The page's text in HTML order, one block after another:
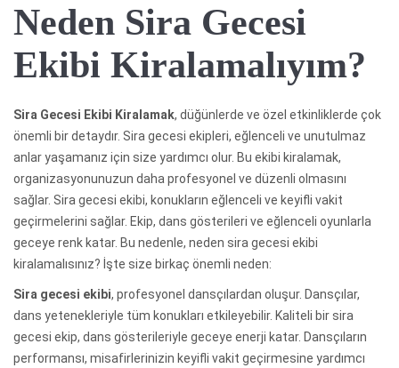
Neden Sira Gecesi
Ekibi Kiralamalıyım?
Sira Gecesi Ekibi Kiralamak, düğünlerde ve özel etkinliklerde çok
önemli bir detaydır. Sira gecesi ekipleri, eğlenceli ve unutulmaz
anlar yaşamanız için size yardımcı olur. Bu ekibi kiralamak,
organizasyonunuzun daha profesyonel ve düzenli olmasını
sağlar. Sira gecesi ekibi, konukların eğlenceli ve keyifli vakit
geçirmelerini sağlar. Ekip, dans gösterileri ve eğlenceli oyunlarla
geceye renk katar. Bu nedenle, neden sira gecesi ekibi
kiralamalısınız? İşte size birkaç önemli neden:
Sira gecesi ekibi, profesyonel dansçılardan oluşur. Dansçılar,
dans yetenekleriyle tüm konukları etkileyebilir. Kaliteli bir sira
gecesi ekip, dans gösterileriyle geceye enerji katar. Dansçıların
performansı, misafirlerinizin keyifli vakit geçirmesine yardımcı